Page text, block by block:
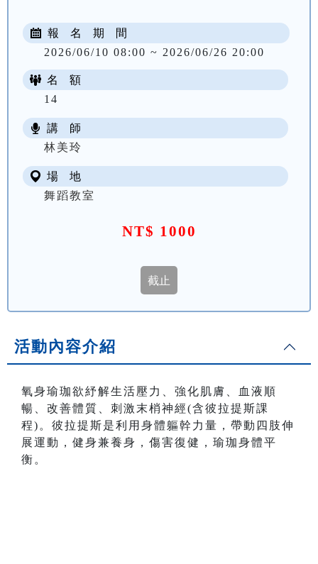
NT$ 1000
報 名 期 間
2026/06/10 08:00 ~ 2026/06/26 20:00
名 額
14
講 師
林美玲
場 地
舞蹈教室
活動內容介紹
氧身瑜珈欲紓解生活壓力、強化肌膚、血液順
暢、改善體質、刺激末梢神經(含彼拉提斯課
程)。彼拉提斯是利用身體軀幹力量，帶動四肢伸
展運動，健身兼養身，傷害復健，瑜珈身體平
衡。